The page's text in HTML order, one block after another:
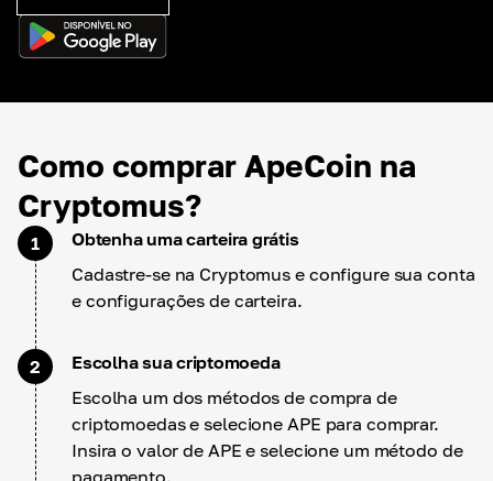
Como comprar ApeCoin na
Cryptomus?
1
Obtenha uma carteira grátis
Cadastre-se na Cryptomus e configure sua conta
e configurações de carteira.
2
Escolha sua criptomoeda
Escolha um dos métodos de compra de
criptomoedas e selecione APE para comprar.
Insira o valor de APE e selecione um método de
pagamento.